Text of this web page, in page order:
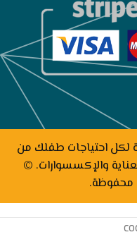
لكل احتياجات طفلك من
والإكسسوارات. ©